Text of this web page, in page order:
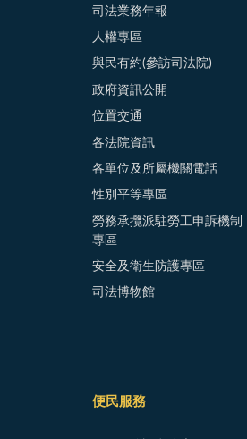
司法業務年報
人權專區
與民有約(參訪司法院)
政府資訊公開
位置交通
各法院資訊
各單位及所屬機關電話
性別平等專區
勞務承攬派駐勞工申訴機制
專區
安全及衛生防護專區
司法博物館
便民服務